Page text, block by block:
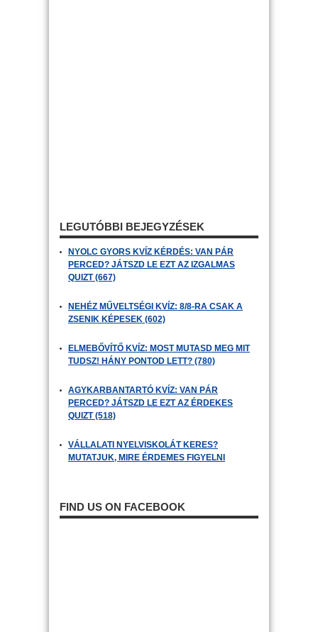
LEGUTÓBBI BEJEGYZÉSEK
NYOLC GYORS KVÍZ KÉRDÉS: VAN PÁR
PERCED? JÁTSZD LE EZT AZ IZGALMAS
QUIZT (667)
NEHÉZ MŰVELTSÉGI KVÍZ: 8/8-RA CSAK A
ZSENIK KÉPESEK (602)
ELMEBŐVÍTŐ KVÍZ: MOST MUTASD MEG MIT
TUDSZ! HÁNY PONTOD LETT? (780)
AGYKARBANTARTÓ KVÍZ: VAN PÁR
PERCED? JÁTSZD LE EZT AZ ÉRDEKES
QUIZT (518)
VÁLLALATI NYELVISKOLÁT KERES?
MUTATJUK, MIRE ÉRDEMES FIGYELNI
FIND US ON FACEBOOK